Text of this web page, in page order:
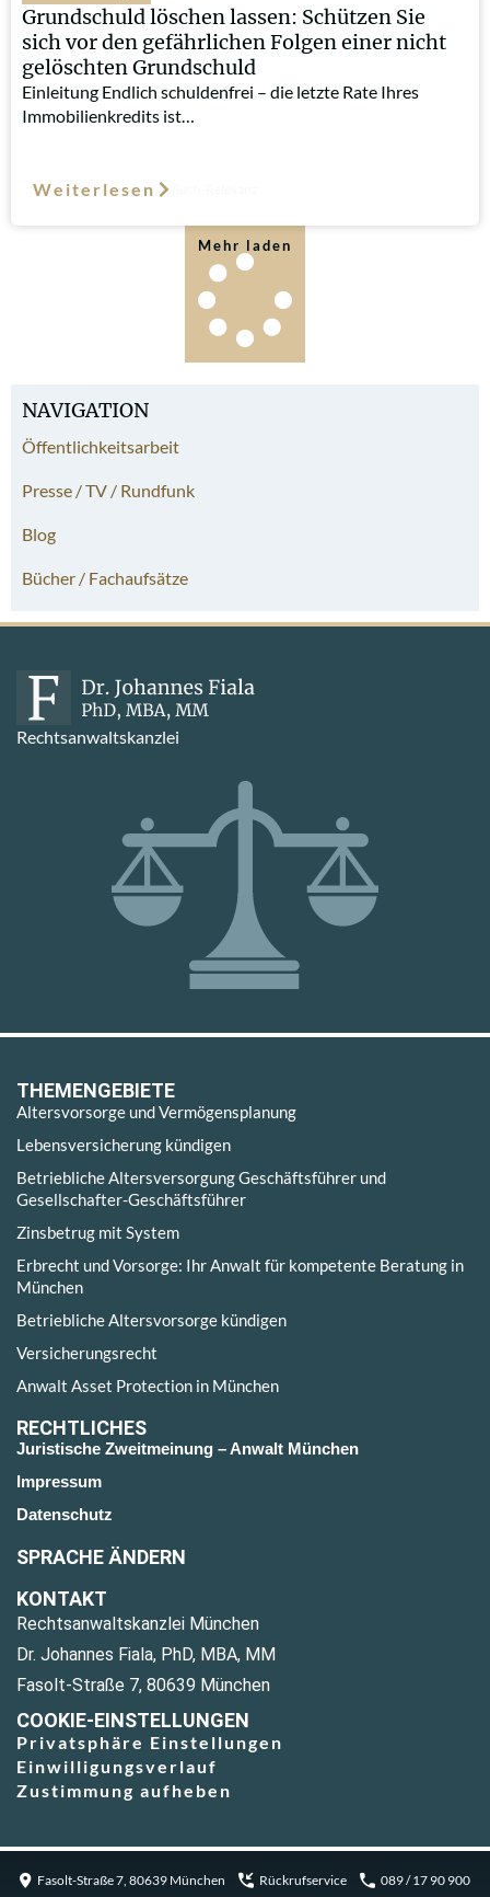
NAVIGATION
Öffentlichkeitsarbeit
Presse / TV / Rundfunk
Blog
Bücher / Fachaufsätze
Grundschuld löschen lassen: Schützen Sie
sich vor den gefährlichen Folgen einer nicht
gelöschten Grundschuld
Einleitung Endlich schuldenfrei – die letzte Rate Ihres
Immobilienkredits ist…
Weiterlesen
Mehr laden
Rechtsanwaltskanzlei
THEMENGEBIETE
Altersvorsorge und Vermögensplanung
Lebensversicherung kündigen
Betriebliche Altersversorgung Geschäftsführer und
Gesellschafter-Geschäftsführer
Zinsbetrug mit System
Erbrecht und Vorsorge: Ihr Anwalt für kompetente Beratung in
München
Betriebliche Altersvorsorge kündigen
Versicherungsrecht
Anwalt Asset Protection in München
RECHTLICHES
Juristische Zweitmeinung – Anwalt München
Impressum
Datenschutz
SPRACHE ÄNDERN
KONTAKT
Rechtsanwaltskanzlei München
Dr. Johannes Fiala, PhD, MBA, MM
Fasolt-Straße 7, 80639 München
COOKIE-EINSTELLUNGEN
Privatsphäre Einstellungen
Einwilligungsverlauf
Zustimmung aufheben
Fasolt-Straße 7, 80639 München Rückrufservice 089 / 17 90 900